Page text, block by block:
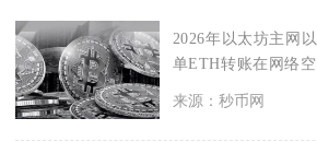
2026年以太坊主网
单ETH转账在网络
来源：秒币网